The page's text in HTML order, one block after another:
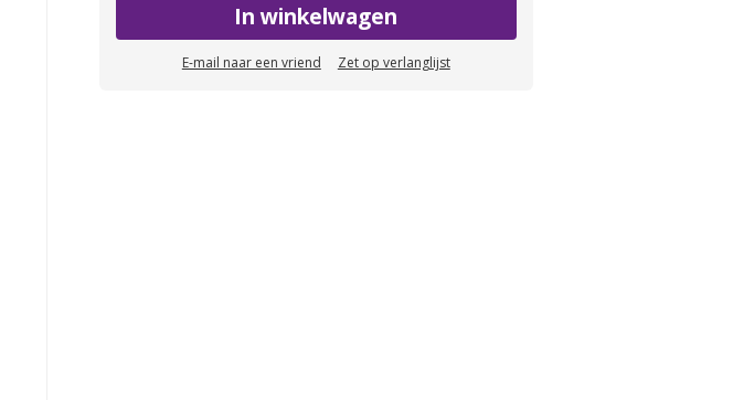
In winkelwagen
E-mail naar een vriend Zet op verlanglijst